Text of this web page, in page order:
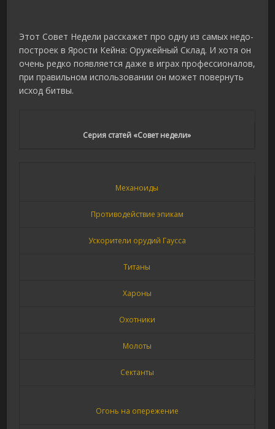
Этот Совет Недели расскажет про одну из самых недо-
построек в Ярости Кейна: Оружейный Склад. И хотя он
очень редко появляется даже в играх профессионалов,
при правильном использовании он может повернуть
исход битвы.
Серия статей «Совет недели»
Механоиды
Противодействие эпикам
Ускорители орудий Гаусса
Титаны
Хароны
Охотники
Молоты
Сектанты
Огонь на опережение